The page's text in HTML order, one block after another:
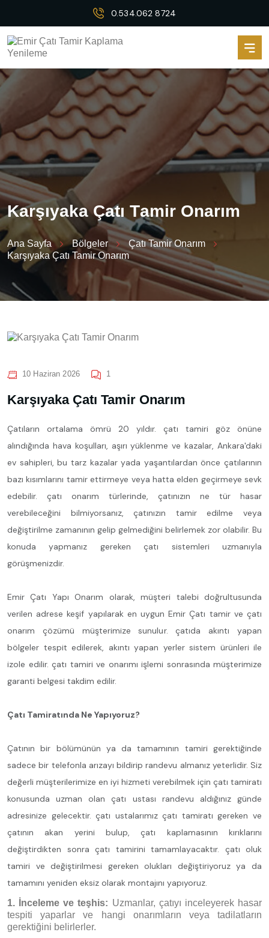
0.534.062 8724
Karşıyaka Çatı Tamir Onarım
Ana Sayfa Bölgeler
Çatı Tamir Onarım
Karşıyaka Çatı Tamir Onarım
10 Haziran 2026 1
Karşıyaka Çatı Tamir Onarım
Çatıların ortalama ömrü 20 yıldır. çatı tamiri göz önüne
alındığında hava koşulları, aşırı yüklenme ve kazalar, Ankara'daki
ev sahipleri, bu tarz kazalar yada yaşantılardan önce çatılarının
bazı kısımlarını tamir ettirmeye veya hatta elden geçirmeye sevk
edebilir. çatı onarım türlerinde, çatınızın ne tür hasar
verebileceğini bilmiyorsanız, çatınızın tamir edilme veya
değiştirilme zamanının gelip gelmediğini belirlemek zor olabilir. Bu
konuda yapmanız gereken çatı sistemleri uzmanıyla
görüşmenizdir.
Emir Çatı Yapı Onarım olarak, müşteri talebi doğrultusunda
verilen adrese keşif yapılarak en uygun Emir Çatı tamir ve çatı
onarım çözümü müşterimize sunulur. çatıda akıntı yapan
bölgeler tespit edilerek, akıntı yapan yerler sistem ürünleri ile
izole edilir. çatı tamiri ve onarımı işlemi sonrasında müşterimize
garanti belgesi takdim edilir.
Çatı Tamiratında Ne Yapıyoruz?
Çatının bir bölümünün ya da tamamının tamiri gerektiğinde
sadece bir telefonla arızayı bildirip randevu almanız yeterlidir. Siz
değerli müşterilerimize en iyi hizmeti verebilmek için çatı tamiratı
konusunda uzman olan çatı ustası randevu aldığınız günde
adresinize gelecektir. çatı ustalarımız çatı tamiratı gereken ve
çatının akan yerini bulup, çatı kaplamasının kırıklarını
değiştirdikten sonra çatı tamirini tamamlayacaktır. çatı oluk
tamiri ve değiştirilmesi gereken olukları değiştiriyoruz ya da
tamamını yeniden eksiz olarak montajını yapıyoruz.
1. İnceleme ve teşhis: Uzmanlar, çatıyı inceleyerek hasar
tespiti yaparlar ve hangi onarımların veya tadilatların
gerektiğini belirlerler.